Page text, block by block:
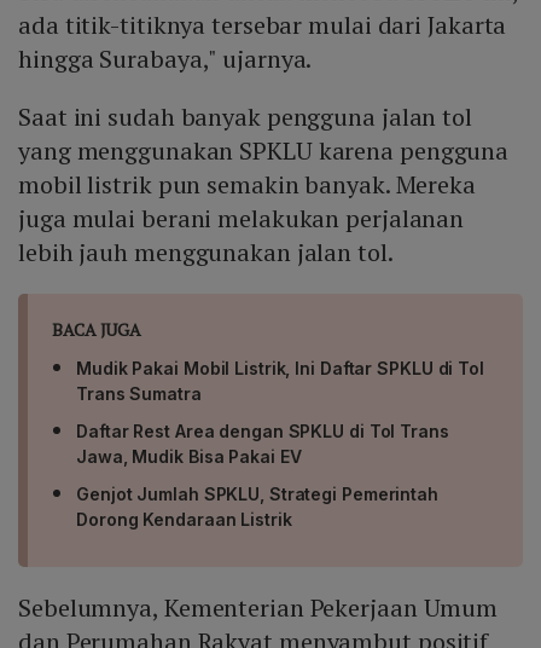
ada titik-titiknya tersebar mulai dari Jakarta
hingga Surabaya," ujarnya.
Saat ini sudah banyak pengguna jalan tol
yang menggunakan SPKLU karena pengguna
mobil listrik pun semakin banyak. Mereka
juga mulai berani melakukan perjalanan
lebih jauh menggunakan jalan tol.
BACA JUGA
Mudik Pakai Mobil Listrik, Ini Daftar SPKLU di Tol
Trans Sumatra
Daftar Rest Area dengan SPKLU di Tol Trans
Jawa, Mudik Bisa Pakai EV
Genjot Jumlah SPKLU, Strategi Pemerintah
Dorong Kendaraan Listrik
Sebelumnya, Kementerian Pekerjaan Umum